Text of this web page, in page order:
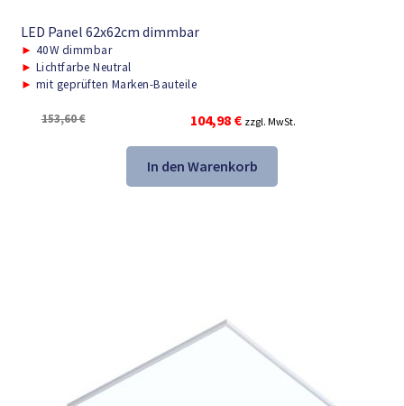
LED Panel 62x62cm dimmbar
► 40W dimmbar
► Lichtfarbe Neutral
► mit geprüften Marken-Bauteile
153,60€
Ursprünglicher
war:
153,60 €
104,98 €Aktueller
ist:
104,98 €.
zzgl. MwSt.
In den Warenkorb